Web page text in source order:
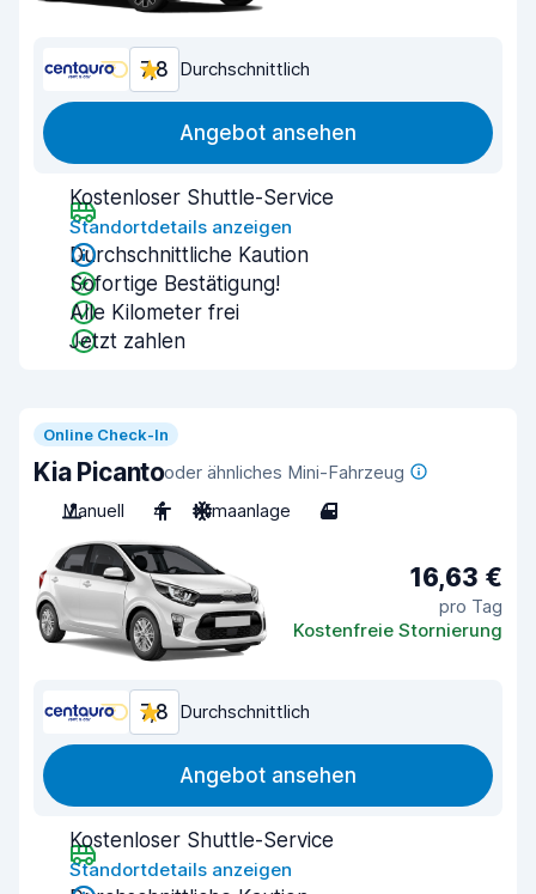
7,8 Durchschnittlich
Angebot ansehen
Kostenloser Shuttle-Service
Standortdetails anzeigen
Durchschnittliche Kaution
Sofortige Bestätigung!
Alle Kilometer frei
Jetzt zahlen
Online Check-In
Kia Picantooder ähnliches Mini-Fahrzeug
Manuell
4 Klimaanlage 4
16,63 €
pro Tag
Kostenfreie Stornierung
7,8 Durchschnittlich
Angebot ansehen
Kostenloser Shuttle-Service
Standortdetails anzeigen